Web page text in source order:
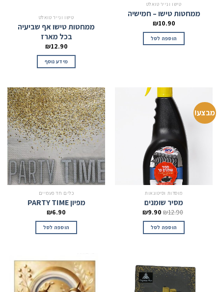
טישו ונייר טואלט
ממחטות טישו – חמישיה
₪10.90
הוספה לסל
טישו ונייר טואלט
ממחטות טישו אף שביעיה
בכל מארז
₪12.90
מידע נוסף
מבצע!
מוסדות וסיטונאות
מסיר שומנים
₪12.90
₪9.90
הוספה לסל
כלים חד פעמיים
מפיון PARTY TIME
₪6.90
הוספה לסל